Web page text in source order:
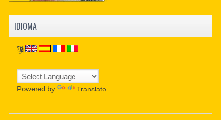
IDIOMA
Powered by Translate